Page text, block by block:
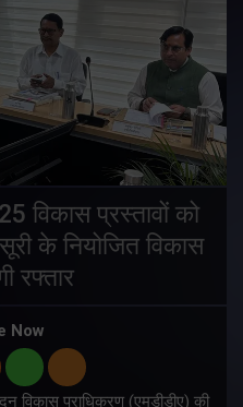
विकास प्रस्तावों को
के नियोजित विकास
रफ्तार
Now
विकास प्राधिकरण (एमडीडीए) की